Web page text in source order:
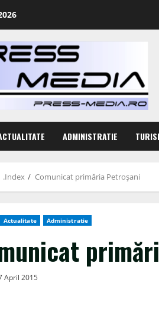
ADMINISTRATIE
.Index Comunicat primăria Petroşani
Actualitate Administratie
April 2015